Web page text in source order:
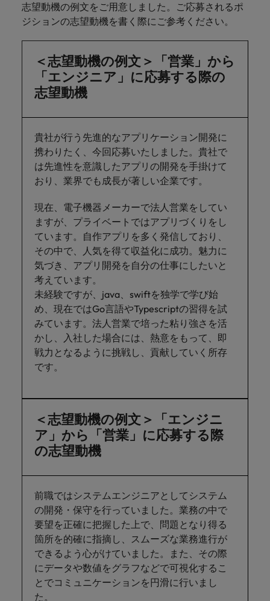
志望動機の例文をご用意しました。ご応募されるポ
ジションの志望動機を書く際にご参考ください。
＜志望動機の例文＞「営業」から
「エンジニア」に応募する際の
志望動機
貴社が行う先進的なアプリケーション開発に
携わりたく、今回応募いたしました。貴社で
は先進性を意識したアプリの開発を手掛けて
おり、業界でも成長が著しい企業です。
現在、電子機器メーカーで法人営業をしてい
ますが、プライベートではアプリづくりをし
ています。自作アプリを多く発信しており、
その中で、人気を得て収益化に成功。魅力に
気づき、アプリ開発を自分の仕事にしたいと
考えています。
未経験ですが、java、swiftを独学で学び始
め、現在ではGo言語やTypescriptの習得を試
みています。法人営業で培った粘り強さを活
かし、入社した場合には、熱意をもって、即
戦力となるように挑戦し、貢献していく所存
です。
＜志望動機の例文＞「エンジニ
ア」から「営業」に応募する際
の志望動機
前職ではシステムエンジニアとしてシステム
の開発・保守を行っていました。業務の中で
要望を正確に把握した上で、問題となり得る
箇所を的確に指摘し、スムーズな業務進行が
できるよう心がけていました。また、その際
にデータや数値をグラフなどで可視化するこ
とでコミュニケーションを円滑に行いまし
た。